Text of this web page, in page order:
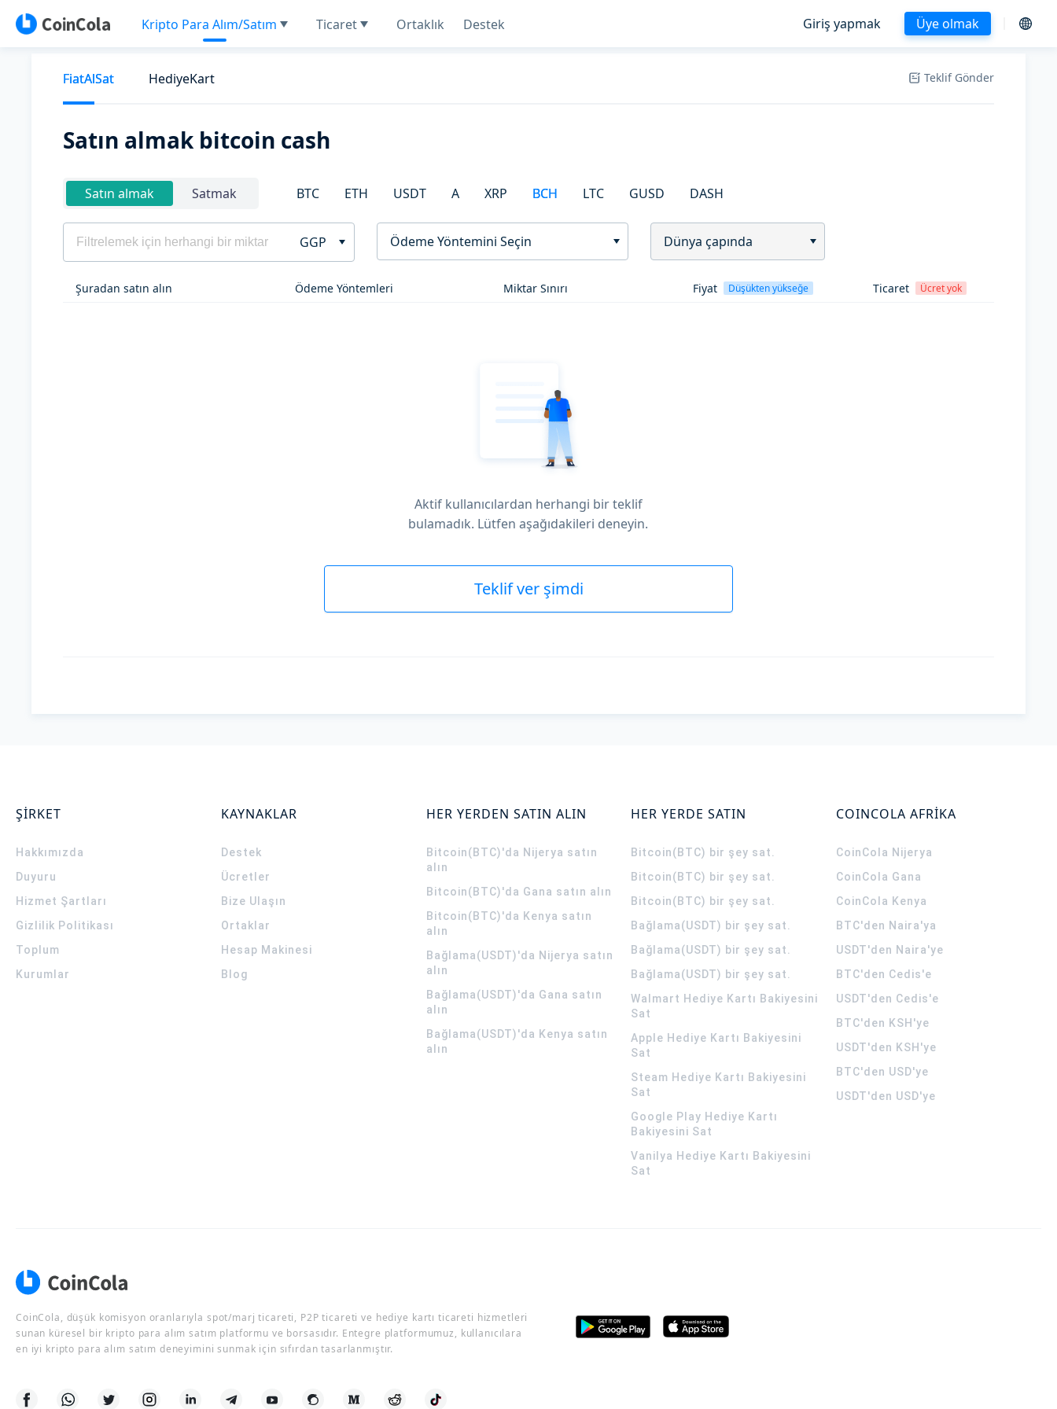
Kripto Para Alım/Satım Ticaret Ortaklık Destek Giriş yapmak Üye olmak
FiatAlSat HediyeKart Teklif Gönder
Satın almak bitcoin cash
Satın almak Satmak BTC ETH USDT A XRP BCH LTC GUSD DASH
GGP Ödeme Yöntemini Seçin Dünya çapında
Şuradan satın alın Ödeme Yöntemleri Miktar Sınırı Fiyat Düşükten yükseğe Ticaret Ücret yok
Aktif kullanıcılardan herhangi bir teklif
bulamadık. Lütfen aşağıdakileri deneyin.
Teklif ver şimdi
ŞİRKET
Hakkımızda
Duyuru
Hizmet Şartları
Gizlilik Politikası
Toplum
Kurumlar
KAYNAKLAR
Destek
Ücretler
Bize Ulaşın
Ortaklar
Hesap Makinesi
Blog
HER YERDEN SATIN ALIN
Bitcoin(BTC)'da Nijerya satın
alın
Bitcoin(BTC)'da Gana satın alın
Bitcoin(BTC)'da Kenya satın
alın
Bağlama(USDT)'da Nijerya satın
alın
Bağlama(USDT)'da Gana satın
alın
Bağlama(USDT)'da Kenya satın
alın
HER YERDE SATIN
Bitcoin(BTC) bir şey sat.
Bitcoin(BTC) bir şey sat.
Bitcoin(BTC) bir şey sat.
Bağlama(USDT) bir şey sat.
Bağlama(USDT) bir şey sat.
Bağlama(USDT) bir şey sat.
Walmart Hediye Kartı Bakiyesini
Sat
Apple Hediye Kartı Bakiyesini
Sat
Steam Hediye Kartı Bakiyesini
Sat
Google Play Hediye Kartı
Bakiyesini Sat
Vanilya Hediye Kartı Bakiyesini
Sat
COINCOLA AFRİKA
CoinCola Nijerya
CoinCola Gana
CoinCola Kenya
BTC'den Naira'ya
USDT'den Naira'ye
BTC'den Cedis'e
USDT'den Cedis'e
BTC'den KSH'ye
USDT'den KSH'ye
BTC'den USD'ye
USDT'den USD'ye
CoinCola, düşük komisyon oranlarıyla spot/marj ticareti, P2P ticareti ve hediye kartı ticareti hizmetleri
sunan küresel bir kripto para alım satım platformu ve borsasıdır. Entegre platformumuz, kullanıcılara
en iyi kripto para alım satım deneyimini sunmak için sıfırdan tasarlanmıştır.